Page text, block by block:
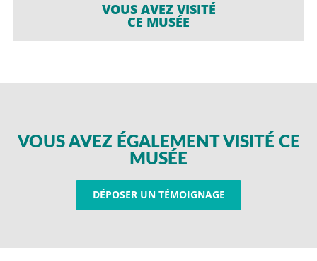
VOUS AVEZ VISITÉ
CE MUSÉE
VOUS AVEZ ÉGALEMENT VISITÉ CE
MUSÉE
DÉPOSER UN TÉMOIGNAGE